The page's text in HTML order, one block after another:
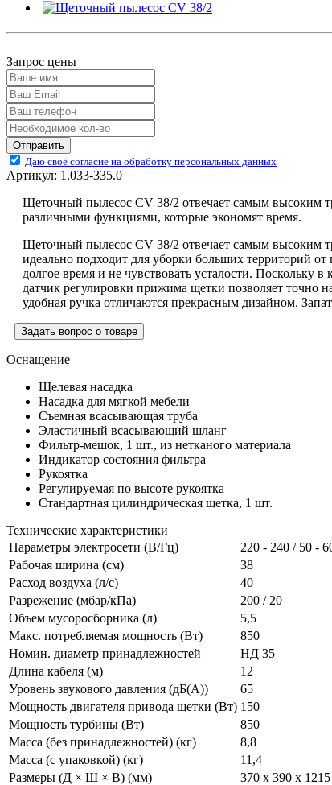
Запрос цены
Отправить
Даю своё согласие на обработку персональных данных
Артикул: 1.033-335.0
Щеточный пылесос CV 38/2 отвечает самым высоким
различными функциями, которые экономят время.
Щеточный пылесос CV 38/2 отвечает самым высоким
идеально подходит для уборки больших территорий
долгое время и не чувствовать усталости. Поскольку
датчик регулировки прижима щетки позволяет точно
удобная ручка отличаются прекрасным дизайном.
Задать вопрос о товаре
Оснащение
Щелевая насадка
Насадка для мягкой мебели
Съемная всасывающая труба
Эластичный всасывающий шланг
Фильтр-мешок, 1 шт., из нетканого материала
Индикатор состояния фильтра
Рукоятка
Регулируемая по высоте рукоятка
Стандартная цилиндрическая щетка, 1 шт.
Технические характеристики
Параметры электросети (В/Гц)
220 - 240 / 50 -
Рабочая ширина (см)
38
Расход воздуха (л/с)
40
Разрежение (мбар/кПа)
200 / 20
Объем мусоросборника (л)
5,5
Макс. потребляемая мощность (Вт)
850
Номин. диаметр принадлежностей
НД 35
Длина кабеля (м)
12
Уровень звукового давления (дБ(А))
65
Мощность двигателя привода щетки (Вт) 150
Мощность турбины (Вт)
850
Масса (без принадлежностей) (кг)
8,8
Масса (с упаковкой) (кг)
11,4
Размеры (Д × Ш × В) (мм)
370 x 390 x 1215